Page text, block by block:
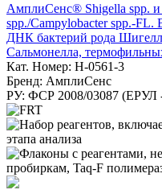
АмплиСенс® Shigella spp. и
spp./Campylobacter spp.-
ДНК бактерий рода
Сальмонелла,
Кат. Номер: H-0561-3
Бренд: АмплиСенс
РУ: ФСР 2008/03087 (ЕРУЛ